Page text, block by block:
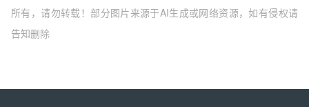
所有，请勿转载！部分图片来源于AI生成或网络资源，如有侵权请
告知删除